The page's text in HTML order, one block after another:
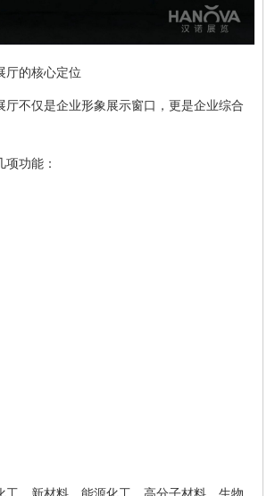
厅的核心定位
厅不仅是企业形象展示窗口，更是企业综合
功能：